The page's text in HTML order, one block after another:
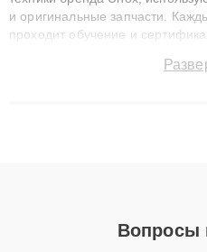
и оригинальные запчасти.
проходит обучение и
сохранением гарантии до 3
Вопросы